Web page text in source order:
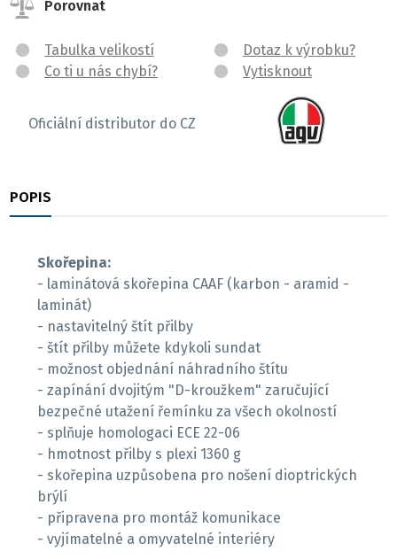
Porovnat
Tabulka velikostí
Co ti u nás chybí?
Dotaz k výrobku?
Vytisknout
Oficiální distributor do CZ
POPIS
Skořepina:
- laminátová skořepina CAAF (karbon - aramid -
laminát)
- nastavitelný štít přilby
- štít přilby můžete kdykoli sundat
- možnost objednání náhradního štítu
- zapínání dvojitým "D-kroužkem" zaručující
bezpečné utažení řemínku za všech okolností
- splňuje homologaci ECE 22-06
- hmotnost přilby s plexi 1360 g
- skořepina uzpůsobena pro nošení dioptrických
brýlí
- připravena pro montáž komunikace
- vyjímatelné a omyvatelné interiéry